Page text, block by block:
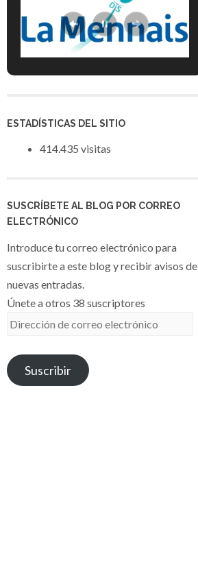
ESTADÍSTICAS DEL SITIO
414.435 visitas
SUSCRÍBETE AL BLOG POR CORREO
ELECTRÓNICO
Introduce tu correo electrónico para
suscribirte a este blog y recibir avisos de
nuevas entradas.
Únete a otros 38 suscriptores
Dirección
correo
electrónico
Suscribir